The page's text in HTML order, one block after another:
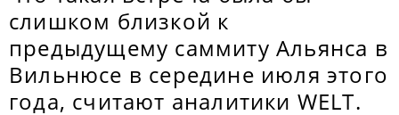
слишком близкой к
предыдущему саммиту Альянса в
Вильнюсе в середине июля этого
года, считают аналитики WELT.